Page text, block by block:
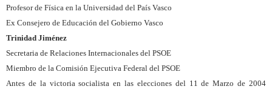
Profesor de Física en la Universidad del País Vasco
Ex Consejero de Educación del Gobierno Vasco
Trinidad Jiménez
Secretaria de Relaciones Internacionales del PSOE
Miembro de la Comisión Ejecutiva Federal del PSOE
Antes de la victoria socialista en las elecciones del 11 de Marzo de 2004